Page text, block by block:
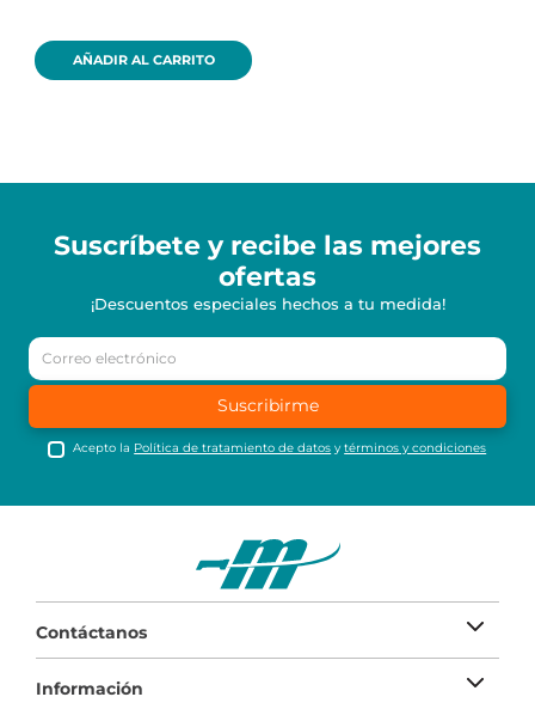
AÑADIR AL CARRITO
Suscríbete y recibe las mejores
ofertas
¡Descuentos especiales hechos a tu medida!
Suscribirme
Acepto la Política de tratamiento de datos ytérminos y condiciones
Contáctanos
Información